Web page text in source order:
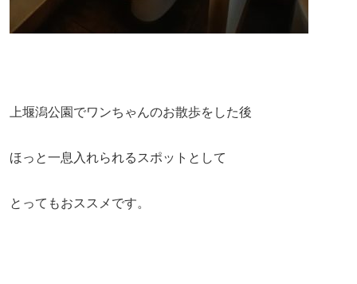
上堰潟公園でワンちゃんのお散歩をした後
ほっと一息入れられるスポットとして
とってもおススメです。